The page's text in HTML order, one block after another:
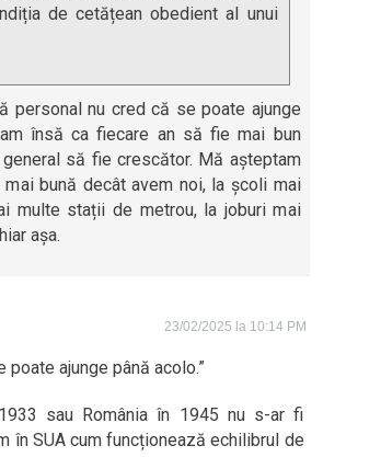
de cetățean obedient al unui
personal nu cred că se poate ajunge
însă ca fiecare an să fie mai bun
să fie crescător. Mă așteptam
bună decât avem noi, la școli mai
multe stații de metrou, la joburi mai
așa.
23/02/2025 la 10:14 PM
poate ajunge până acolo.”
sau România în 1945 nu s-ar fi
în SUA cum funcționează echilibrul de